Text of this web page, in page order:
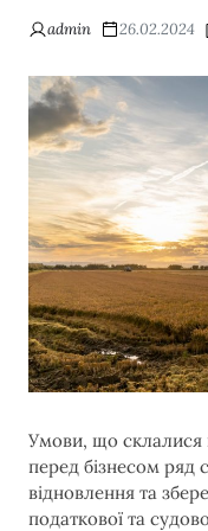
admin 26.02.2024
Умови, що склалися
перед бізнесом ряд
відновлення та
податкової та